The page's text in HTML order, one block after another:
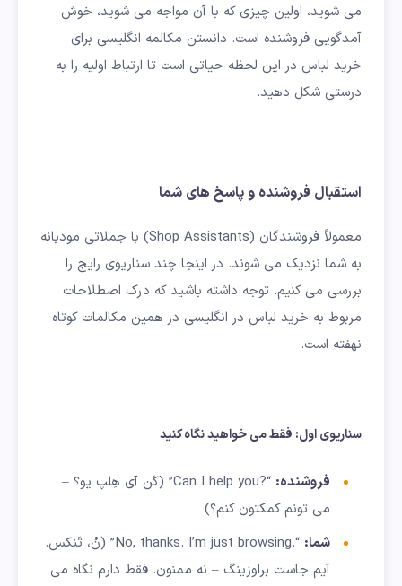
می شوید، اولین چیزی که با آن مواجه می شوید، خوش
آمدگویی فروشنده است. دانستن مکالمه انگلیسی برای
خرید لباس در این لحظه حیاتی است تا ارتباط اولیه را به
درستی شکل دهید.
استقبال فروشنده و پاسخ های شما
معمولاً فروشندگان (Shop Assistants) با جملاتی مودبانه
به شما نزدیک می شوند. در اینجا چند سناریوی رایج را
بررسی می کنیم. توجه داشته باشید که درک اصطلاحات
مربوط به خرید لباس در انگلیسی در همین مکالمات کوتاه
نهفته است.
سناریوی اول: فقط می خواهید نگاه کنید
فروشنده:
“?Can I help you” (کَن آی هِلپ یو؟ –
می تونم کمکتون کنم؟)
شما:
“.No, thanks. I’m just browsing” (نُ، تَنکس.
آیم جاست براوزینگ – نه ممنون. فقط دارم نگاه می